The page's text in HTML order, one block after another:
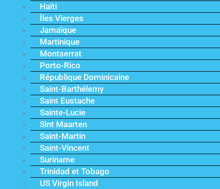
Haïti
Îles Vierges
Jamaïque
Martinique
Montserrat
Porto-Rico
République Dominicaine
Saint-Barthélemy
Saint Eustache
Sainte-Lucie
Sint Maarten
Saint-Martin
Saint-Vincent
Suriname
Trinidad et Tobago
US Virgin Island